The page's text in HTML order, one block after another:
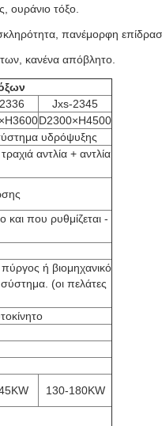
ουράνιο τόξο.
πανέμορφη
κανένα απόβλητο.
Jxs-2345
D2300×H4500
υδρόψυξης
αντλία + αντλία
που ρυθμίζεται -
ή βιομηχανικό
(οι πελάτες
130-180KW